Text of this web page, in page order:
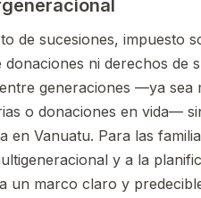
de sucesiones, impuesto
ni derechos de
generaciones —ya sea
o donaciones en vida—
en Vanuatu. Para las
y a la
un marco claro y